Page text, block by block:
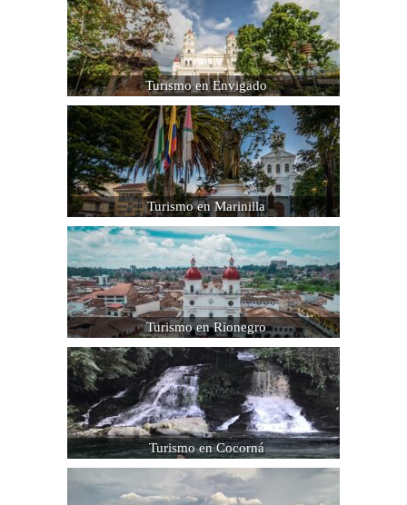
Turismo en Envigado
Turismo en Marinilla
Turismo en Rionegro
Turismo en Cocorná